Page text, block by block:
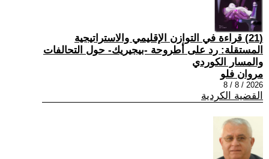
(21) قراءة في التوازن الإقليمي والاستراتيجية
المستقلة: رد على أطروحة -بيجيريك- حول التحالفات
والمسار الكوردي
مروان فلو
2026 / 8 / 8
القضية الكردية